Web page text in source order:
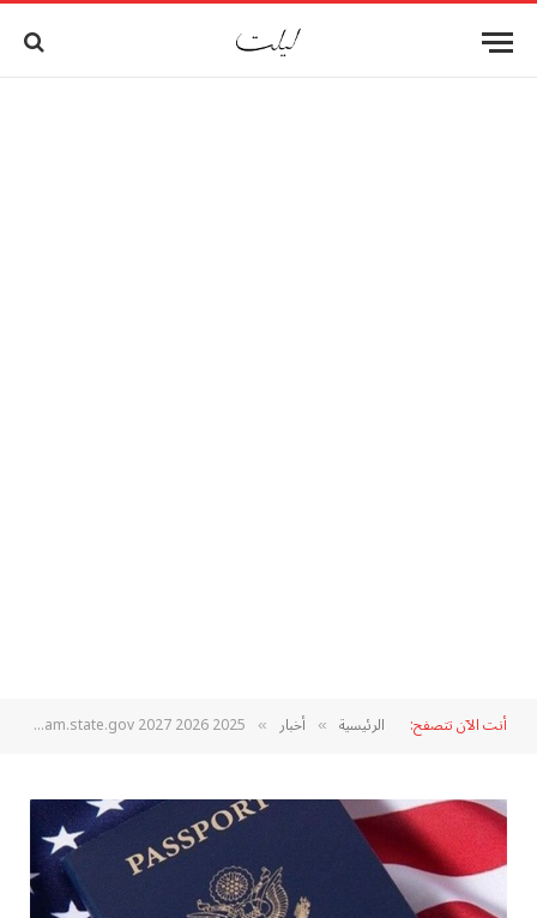
أنت الآن تتصفح: الرئيسية » أخبار » dvprogram.state.gov 2027 2026 2025 التسجيل في قرعة أمريكا